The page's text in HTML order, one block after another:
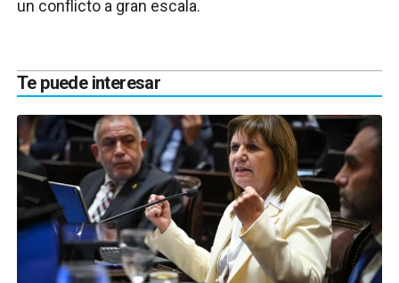
un conflicto a gran escala.
Te puede interesar